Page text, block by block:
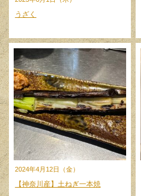
うざく
2024年4月12日（金）
【神奈川産】土ねぎ一本焼